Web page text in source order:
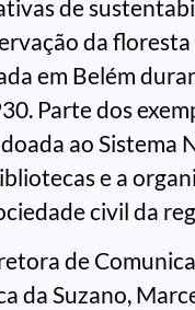
de
da floresta
em Belém
Parte dos
ao Sistema
e a
civil da
de
da Suzano,